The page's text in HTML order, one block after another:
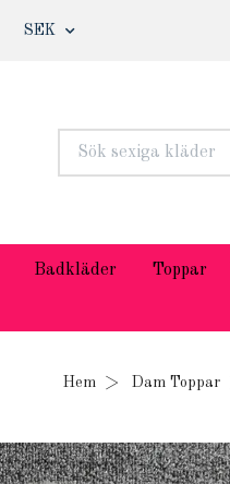
SEK
Badkläder Toppar
Hem Dam Toppar